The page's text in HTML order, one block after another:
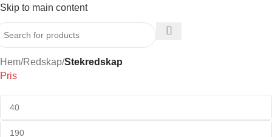
Skip to main content
Hem/Redskap/Stekredskap
Pris